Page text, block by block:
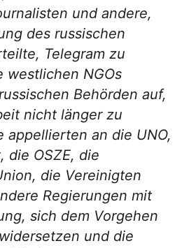
und andere,
des russischen
Telegram zu
westlichen NGOs
Behörden auf,
nicht länger zu
appellierten an die UNO,
die OSZE, die
die Vereinigten
Regierungen mit
sich dem Vorgehen
und die